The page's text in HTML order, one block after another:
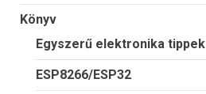
Könyv
Egyszerű elektronika tippek
ESP8266/ESP32